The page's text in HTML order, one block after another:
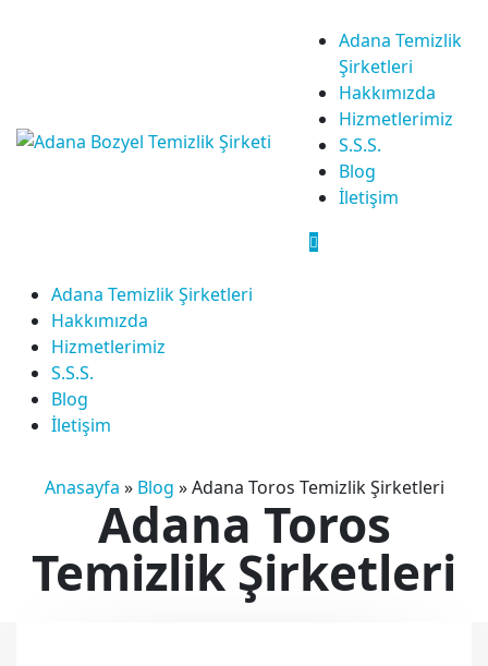
Adana Temizlik
Şirketleri
Hakkımızda
Hizmetlerimiz
S.S.S.
Blog
İletişim
Adana Temizlik Şirketleri
Hakkımızda
Hizmetlerimiz
S.S.S.
Blog
İletişim
Anasayfa » Blog »Adana Toros Temizlik Şirketleri
Adana Toros
Temizlik Şirketleri